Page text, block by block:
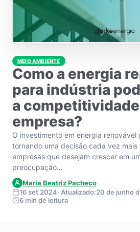
MEIO AMBIENTE
Como a energia
para indústria
a
empresa?
O investimento em energia renovável
tornando uma decisão cada vez
empresas que desejam crescer em
preocupação…
Maria Beatriz Pacheco
16 set 2024· Atualizado:20 de junho
6 min de leitura